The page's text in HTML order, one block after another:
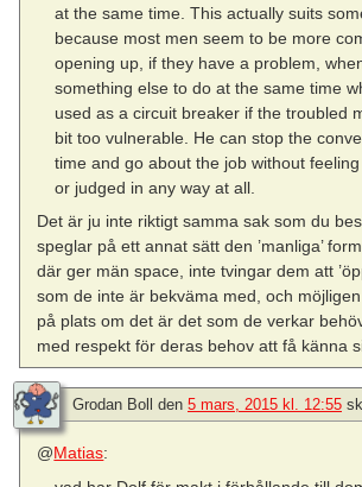
at the same time. This actually suits
because most men seem to be more
opening up, if they have a problem,
something else to do at the same time
used as a circuit breaker if the troubled
bit too vulnerable. He can stop the
time and go about the job without
or judged in any way at all.
Det är ju inte riktigt samma sak som du
speglar på ett annat sätt den ’manliga’
där ger män space, inte tvingar dem att
som de inte är bekväma med, och
på plats om det är det som de verkar
med respekt för deras behov att få känna
Grodan Boll den 5 mars, 2015 kl. 12:55
@Matias: